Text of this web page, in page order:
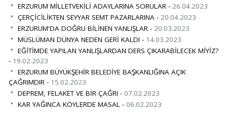
ERZURUM MİLLETVEKİLİ ADAYLARINA SORULAR - 26.04.2023
ÇERÇİCİLİKTEN SEYYAR SEMT PAZARLARINA - 20.04.2023
ERZURUM'DA DOĞRU BİLİNEN YANLIŞLAR - 20.03.2023
MÜSLÜMAN DÜNYA NEDEN GERİ KALDI - 14.03.2023
EĞİTİMDE YAPILAN YANLIŞLARDAN DERS ÇIKARABİLECEK MİYİZ?
- 19.02.2023
ERZURUM BÜYÜKŞEHİR BELEDİYE BAŞKANLIĞINA AÇIK
ÇAĞRIMDIR - 15.02.2023
DEPREM, FELAKET VE BİR ÇAĞRI - 07.02.2023
KAR YAĞINCA KÖYLERDE MASAL - 06.02.2023